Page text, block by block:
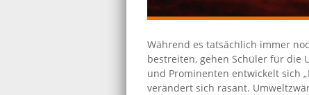
Während es tatsächlich immer
bestreiten, gehen Schüler für die
und Prominenten entwickelt sich
verändert sich rasant.